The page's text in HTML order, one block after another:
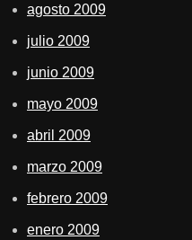
agosto 2009
julio 2009
junio 2009
mayo 2009
abril 2009
marzo 2009
febrero 2009
enero 2009